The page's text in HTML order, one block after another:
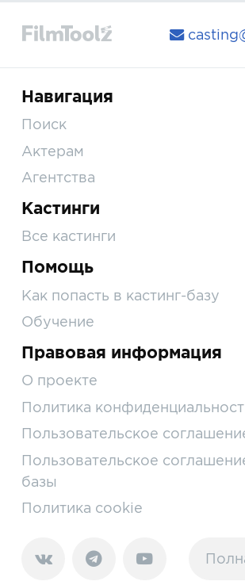
Навигация
Поиск
Актерам
Агентства
Кастинги
Все кастинги
Помощь
Как попасть в кастинг-базу
Обучение
Правовая информация
О проекте
Политика
Пользовательское
Пользовательское
базы
Политика cookie